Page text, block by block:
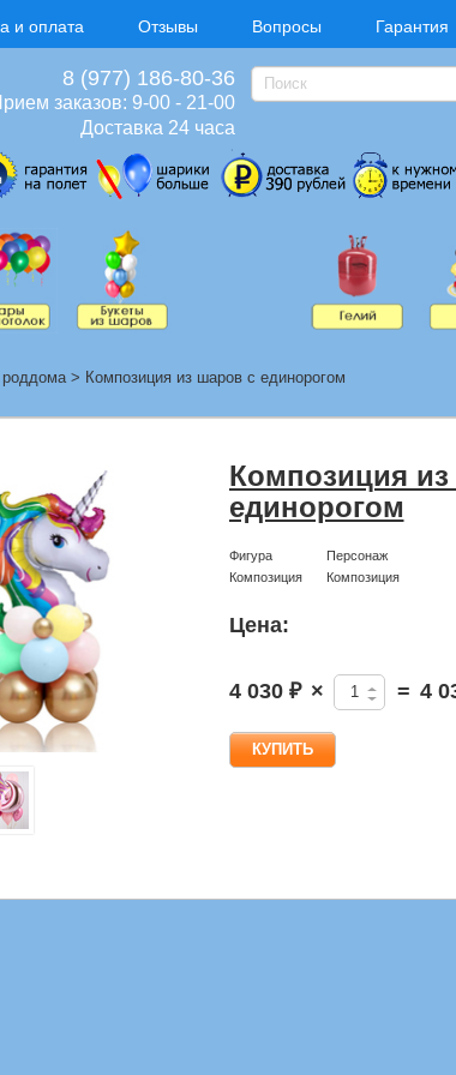
и оплата Отзывы Вопросы Гарантия
8 (977) 186-80-36
заказов: 9-00 - 21-00
Доставка 24 часа
роддома > Композиция из шаров с единорогом
Композиция
единорогом
Фигура
Персонаж
Композиция
Композиция
Цена:
4 030 ₽ × = 4